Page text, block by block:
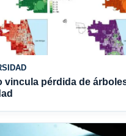
vincula pérdida de